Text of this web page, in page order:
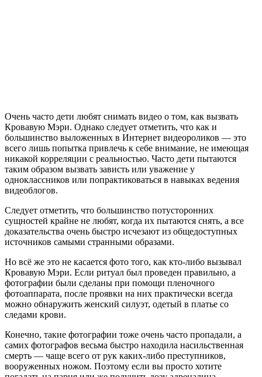
Очень часто дети любят снимать видео о том, как вызвать
Кровавую Мэри. Однако следует отметить, что как и
большинство выложенных в Интернет видеороликов — это
всего лишь попытка привлечь к себе внимание, не имеющая
никакой корреляции с реальностью. Часто дети пытаются
таким образом вызвать зависть или уважение у
одноклассников или попрактиковаться в навыках ведения
видеоблогов.
Следует отметить, что большинство потусторонних
сущностей крайне не любят, когда их пытаются снять, а все
доказательства очень быстро исчезают из общедоступных
источников самыми странными образами.
Но всё же это не касается фото того, как кто-либо вызывал
Кровавую Мэри. Если ритуал был проведен правильно, а
фотографии были сделаны при помощи пленочного
фотоаппарата, после проявки на них практически всегда
можно обнаружить женский силуэт, одетый в платье со
следами крови.
Конечно, такие фотографии тоже очень часто пропадали, а
самих фотографов весьма быстро находила насильственная
смерть — чаще всего от рук каких-либо преступников,
вооруженных ножом. Поэтому если вы просто хотите